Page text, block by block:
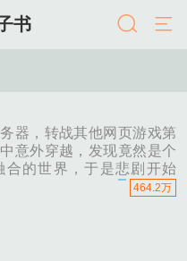
书
器，转战其他网页游戏第
意外穿越，发现竟然是个
合的世界，于是悲剧开始
这个以战争为主旋律的世
464.2万